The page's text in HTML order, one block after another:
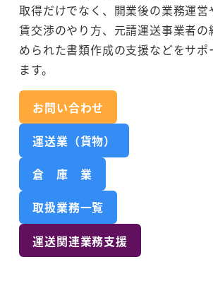
取得だけでなく、開業後の業務運営
賃交渉のやり方、元請運送事業者の
められた書類作成の支援などをサポ
ます。
お問い合わせ
運送業（貨物）
倉 庫 業
取扱業務一覧
運送関連業務支援